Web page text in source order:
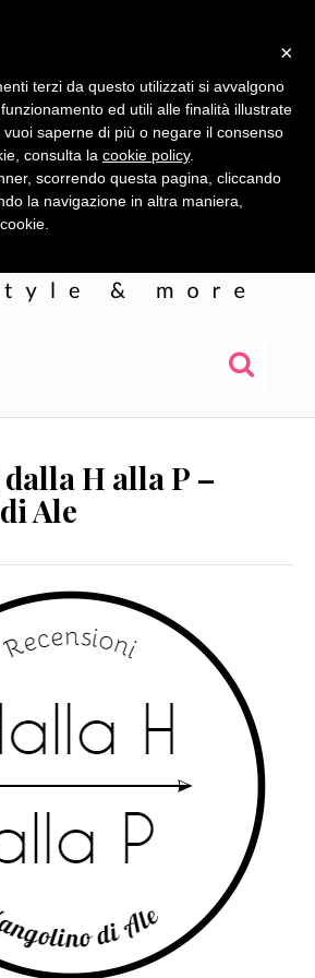
WOR(L)DS
COLLABORAZIONI
CONTATTI
H alla P –
Ale
×
terzi da questo utilizzati si avvalgono
ed utili alle finalità illustrate
vuoi saperne di più o negare il consenso
consulta la cookie policy.
scorrendo questa pagina, cliccando
la navigazione in altra maniera,